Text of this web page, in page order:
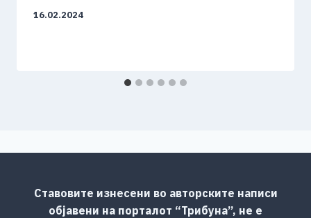
16.02.2024
Ставовите изнесени во авторските написи
објавени на порталот “Трибуна”, не е